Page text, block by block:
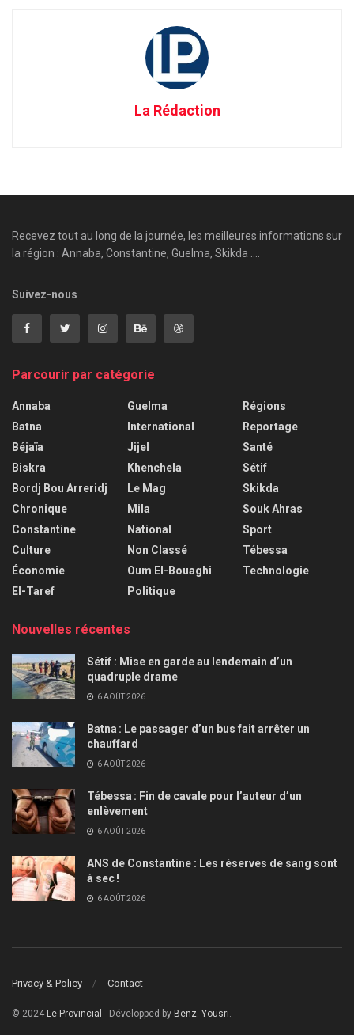
La Rédaction
Recevez tout au long de la journée, les meilleures informations sur
la région : Annaba, Constantine, Guelma, Skikda ....
Suivez-nous
Parcourir par catégorie
Annaba
Batna
Béjaïa
Biskra
Bordj Bou Arreridj
Chronique
Constantine
Culture
Économie
El-Taref
Guelma
International
Jijel
Khenchela
Le Mag
Mila
National
Non Classé
Oum El-Bouaghi
Politique
Régions
Reportage
Santé
Sétif
Skikda
Souk Ahras
Sport
Tébessa
Technologie
Nouvelles récentes
Sétif : Mise en garde au lendemain d’un
quadruple drame
6 AOÛT 2026
Batna : Le passager d’un bus fait arrêter un
chauffard
6 AOÛT 2026
Tébessa : Fin de cavale pour l’auteur d’un
enlèvement
6 AOÛT 2026
ANS de Constantine : Les réserves de sang sont
à sec !
6 AOÛT 2026
Privacy & Policy Contact
© 2024 Le Provincial - Développed by Benz. Yousri.